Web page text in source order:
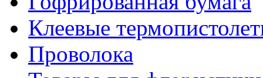
Клеевые
Проволока